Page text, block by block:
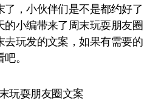
的小编带来了周末玩耍朋友圈
去玩发的文案，如果有需要的
。